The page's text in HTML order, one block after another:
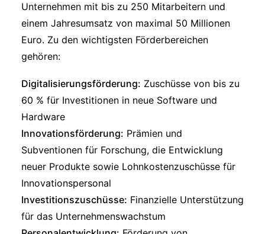
Unternehmen mit bis zu 250 Mitarbeitern und
einem Jahresumsatz von maximal 50 Millionen
Euro. Zu den wichtigsten Förderbereichen
gehören:
Digitalisierungsförderung: Zuschüsse von bis zu
60 % für Investitionen in neue Software und
Hardware
Innovationsförderung: Prämien und
Subventionen für Forschung, die Entwicklung
neuer Produkte sowie Lohnkostenzuschüsse für
Innovationspersonal
Investitionszuschüsse: Finanzielle Unterstützung
für das Unternehmenswachstum